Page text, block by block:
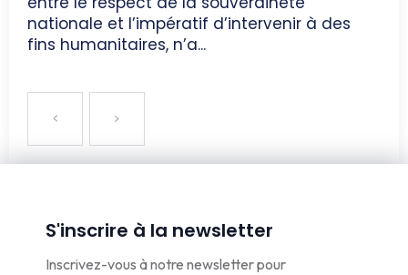
nationale et l’impératif d’intervenir à des
fins humanitaires, n’a...
S'inscrire à la newsletter
Inscrivez-vous à notre newsletter pour